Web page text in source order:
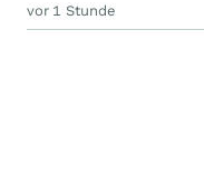
vor 1 Stunde